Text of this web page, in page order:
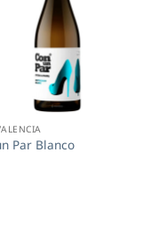
Par Blanco